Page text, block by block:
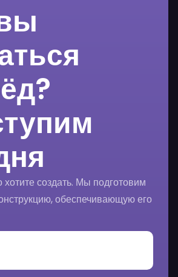
хотите создать. Мы подготовим
обеспечивающую его